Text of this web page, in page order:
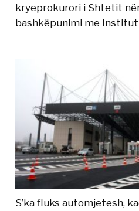
kryeprokurori i Shtetit
bashkëpunimi me
S’ka fluks automjetesh,